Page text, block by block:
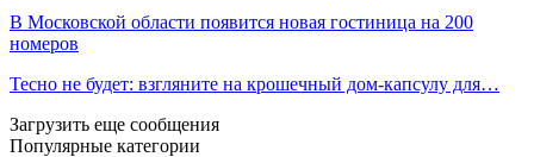
В Московской области появится новая гостиница на 200
номеров
Тесно не будет: взгляните на крошечный дом-капсулу для…
Загрузить еще сообщения
Популярные категории